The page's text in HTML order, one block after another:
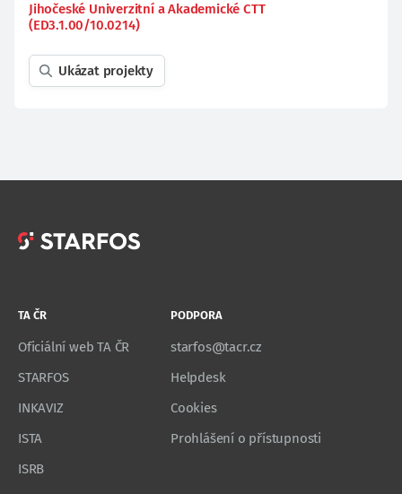
Jihočeské Univerzitní a Akademické CTT
(ED3.1.00/10.0214)
Ukázat projekty
TA ČR
Oficiální web TA ČR
STARFOS
INKAVIZ
ISTA
ISRB
PODPORA
starfos@tacr.cz
Helpdesk
Cookies
Prohlášení o přístupnosti